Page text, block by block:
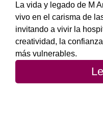
La vida y legado de M
vivo en el carisma de
invitando a vivir la
creatividad, la
más vulnerables.